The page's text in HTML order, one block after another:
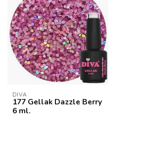
DIVA
177 Gellak Dazzle Berry
6 ml.